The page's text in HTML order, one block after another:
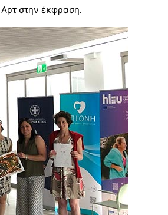
Αρτ στην έκφραση.